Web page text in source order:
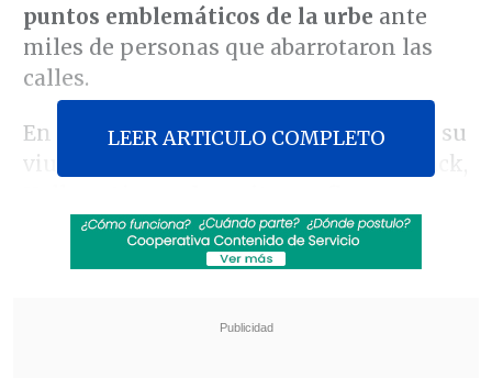
puntos emblemáticos de la urbe ante
miles de personas que abarrotaron las
calles.
En un momento, el cortejo se detuvo y su
viuda,
, y sus hijos, Jack,
recibieron la ovaciónde quienes se
congregaron a despedir al Príncipe de
LEER ARTICULO COMPLETO